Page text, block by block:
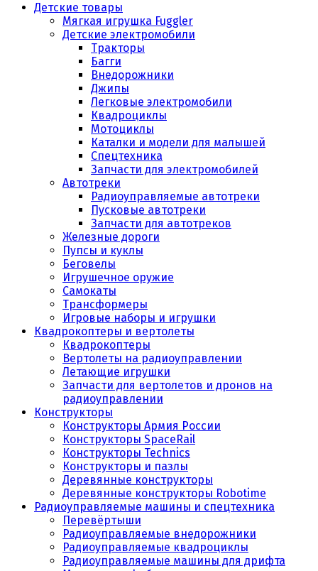
Детские товары
Мягкая игрушка Fuggler
Детские электромобили
Тракторы
Багги
Внедорожники
Джипы
Легковые электромобили
Квадроциклы
Мотоциклы
Каталки и модели для малышей
Спецтехника
Запчасти для электромобилей
Автотреки
Радиоуправляемые автотреки
Пусковые автотреки
Запчасти для автотреков
Железные дороги
Пупсы и куклы
Беговелы
Игрушечное оружие
Самокаты
Трансформеры
Игровые наборы и игрушки
Квадрокоптеры и вертолеты
Квадрокоптеры
Вертолеты на радиоуправлении
Летающие игрушки
Запчасти для вертолетов и дронов на
радиоуправлении
Конструкторы
Конструкторы Армия России
Конструкторы SpaceRail
Конструкторы Technics
Конструкторы и пазлы
Деревянные конструкторы
Деревянные конструкторы Robotime
Радиоуправляемые машины и спецтехника
Перевёртыши
Радиоуправляемые внедорожники
Радиоуправляемые квадроциклы
Радиоуправляемые машины для дрифта